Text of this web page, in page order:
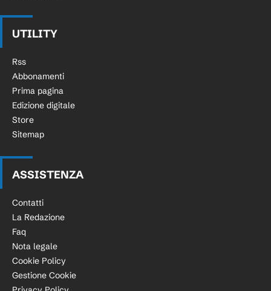
UTILITY
Rss
Abbonamenti
Prima pagina
Edizione digitale
Store
Sitemap
ASSISTENZA
Contatti
La Redazione
Faq
Nota legale
Cookie Policy
Gestione Cookie